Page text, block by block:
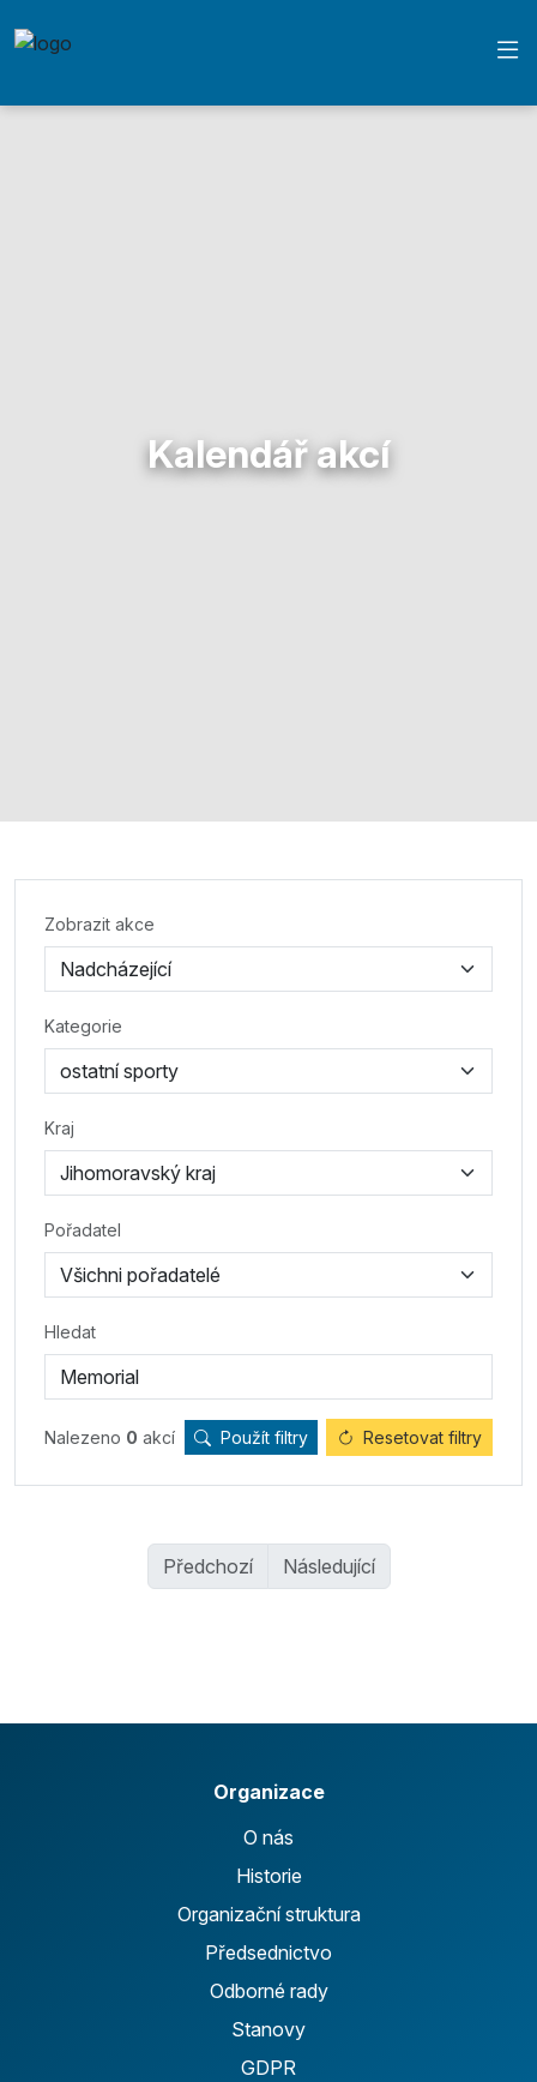
Kalendář akcí
Zobrazit akce
Kategorie
Kraj
Pořadatel
Hledat
Nalezeno 0 akcí Použít filtry Resetovat filtry
Předchozí Následující
Organizace
O nás
Historie
Organizační struktura
Předsednictvo
Odborné rady
Stanovy
GDPR